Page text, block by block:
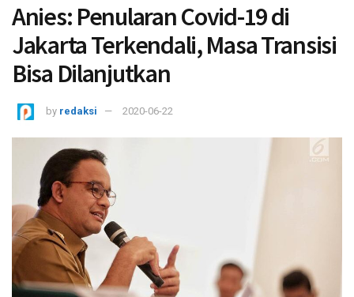
Anies: Penularan Covid-19 di
Jakarta Terkendali, Masa Transisi
Bisa Dilanjutkan
by redaksi 2020-06-22